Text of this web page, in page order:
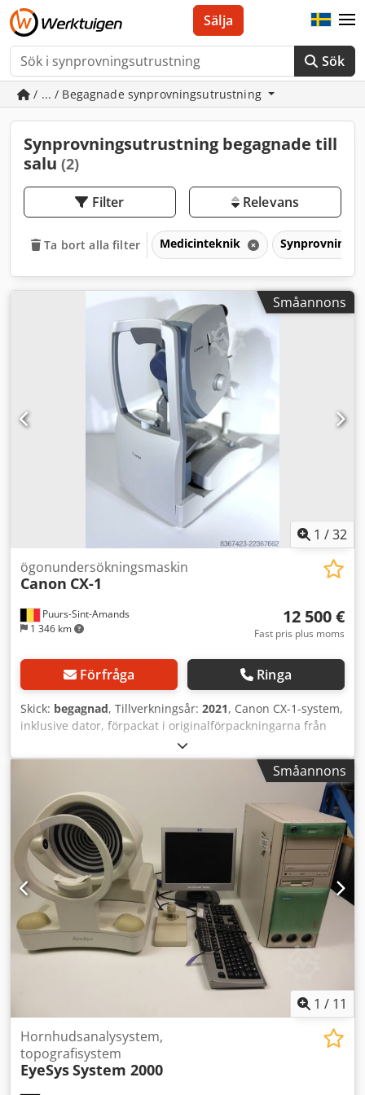
Sök
Sälja
/ ... / Begagnade synprovningsutrustning
Synprovningsutrustning begagnade till
salu (2)
Filter Relevans
Ta bort alla filter Medicinteknik
Småannons
1 /32
Puurs-Sint-Amands
1 346 km
ögonundersökningsmaskin
Canon CX-1
12 500 €
Fast pris plus moms
Förfråga Ringa
Skick: begagnad, Tillverkningsår: 2021, Canon CX-1-system,
inklusive dator, förpackat i originalförpackningarna från
tillverkaren. Crsdpfxjzmxqrs Apcjf Serienummer: 210141 –
År för inköp: 2022 Systemet köptes in för en kort klinisk
studie och har använts mycket lite; det är i perfekt skick.
Småannons
1 / 11
Hornhudsanalysystem,
topografisystem
EyeSysSystem 2000